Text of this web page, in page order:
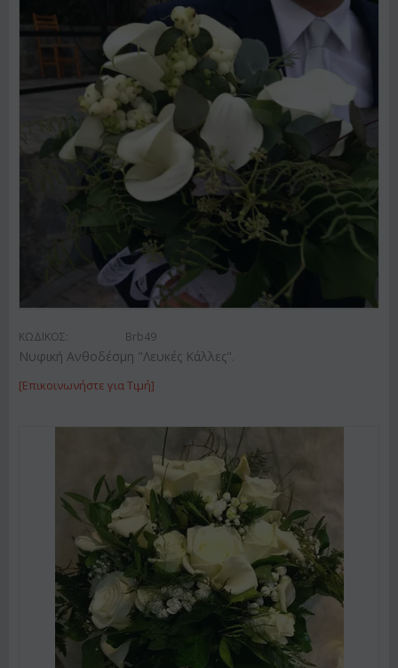
ΚΩΔΙΚΟΣ: Brb49
Νυφική Ανθοδέσμη "Λευκές Κάλλες".
[Επικοινωνήστε για Τιμή]